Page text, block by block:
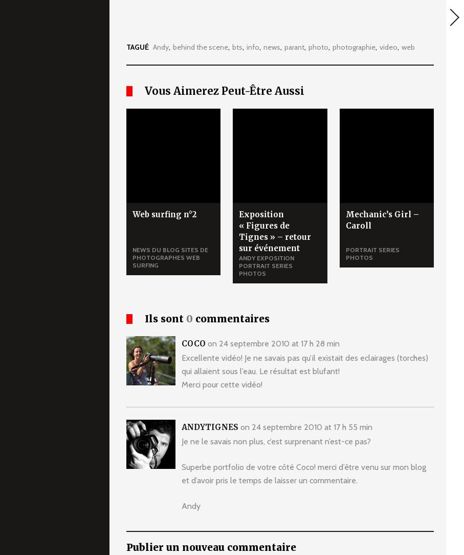
TAGUÉ Andy behind the scene bts info news parant photo photographie video web
Vous Aimerez Peut-Être Aussi
Web surfing n°2
NEWS DU BLOG SITES DE
PHOTOGRAPHES WEB
SURFING
Exposition
« Figures de
Tignes » – retour
sur événement
ANDY EXPOSITION
PORTRAIT SERIES
PHOTOS
Mechanic’s Girl –
Caroll
PORTRAIT SERIES
PHOTOS
Ils sont 0 commentaires
COCO on 24 septembre 2010 at 17 h 28 min
Excellente vidéo! Je ne savais pas qu’il existait des eclairages (torches)
qui allaient sous l’eau. Le résultat est blufant!
Merci pour cette vidéo!
ANDYTIGNES on 24 septembre 2010 at 17 h 55 min
Je ne le savais non plus, c’est surprenant n’est-ce pas?
Superbe portfolio de votre côté Coco! merci d’être venu sur mon blog
et d’avoir pris le temps de laisser un commentaire.
Andy
Publier un nouveau commentaire